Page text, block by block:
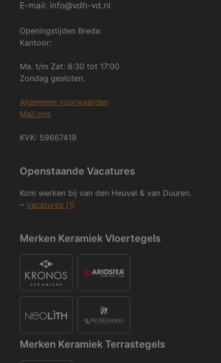
E-mail: info@vdh-vd.nl
Openingstijden Breda:
Kantoor:
Ma. t/m Zat: 8:30 tot 17:00
Zondag gesloten.
Algemene voorwaarden
Mail ons
KVK: 59667419
Openstaande Vacatures
Kom werken bij van den Heuvel & van Duuren.
– Vacatures (1)
Merken Keramiek Vloertegels
Merken Keramiek Terrastegels